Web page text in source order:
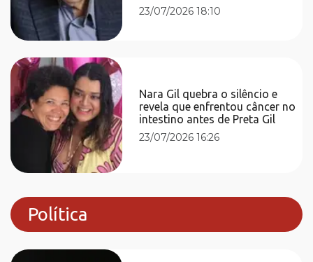
23/07/2026 18:10
Nara Gil quebra o silêncio e
revela que enfrentou câncer no
intestino antes de Preta Gil
23/07/2026 16:26
Política